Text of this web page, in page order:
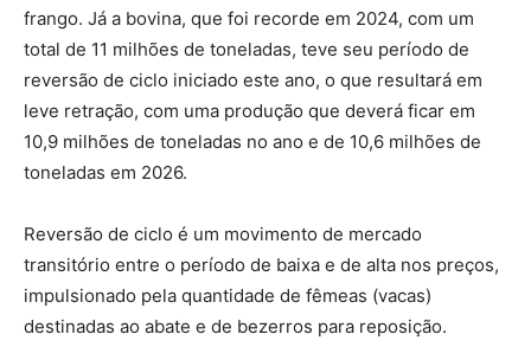
frango. Já a bovina, que foi recorde em 2024, com um
total de 11 milhões de toneladas, teve seu período de
reversão de ciclo iniciado este ano, o que resultará em
leve retração, com uma produção que deverá ficar em
10,9 milhões de toneladas no ano e de 10,6 milhões de
toneladas em 2026.
Reversão de ciclo é um movimento de mercado
transitório entre o período de baixa e de alta nos preços,
impulsionado pela quantidade de fêmeas (vacas)
destinadas ao abate e de bezerros para reposição.